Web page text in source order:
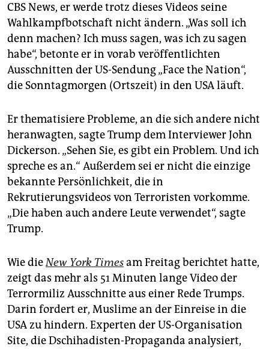
epaper login
CBS News, er werde trotz dieses Videos seine
Wahlkampfbotschaft nicht ändern. „Was soll ich
denn machen? Ich muss sagen, was ich zu sagen
habe“, betonte er in vorab veröffentlichten
Ausschnitten der US-Sendung „Face the Nation“,
die Sonntagmorgen (Ortszeit) in den USA läuft.
Er thematisiere Probleme, an die sich andere nicht
heranwagten, sagte Trump dem Interviewer John
Dickerson. „Sehen Sie, es gibt ein Problem. Und ich
spreche es an.“ Außerdem sei er nicht die einzige
bekannte Persönlichkeit, die in
Rekrutierungsvideos von Terroristen vorkomme.
„Die haben auch andere Leute verwendet“, sagte
Trump.
Wie dieNew York Timesam Freitag berichtet hatte,
zeigt das mehr als 51 Minuten lange Video der
Terrormiliz Ausschnitte aus einer Rede Trumps.
Darin fordert er, Muslime an der Einreise in die
USA zu hindern. Experten der US-Organisation
Site, die Dschihadisten-Propaganda analysiert,